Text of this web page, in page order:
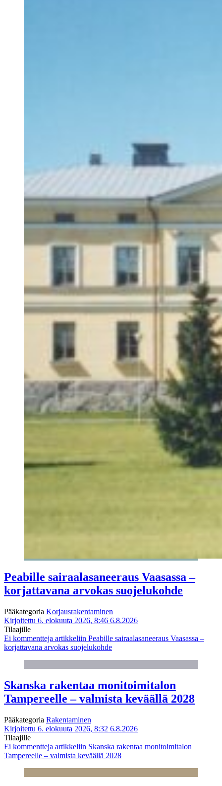
Peabille sairaalasaneeraus Vaasassa –
korjattavana arvokas suojelukohde
Pääkategoria Korjausrakentaminen
Kirjoitettu 6. elokuuta 2026, 8:46 6.8.2026
Tilaajille
Ei kommentteja artikkeliin Peabille sairaalasaneeraus Vaasassa –
korjattavana arvokas suojelukohde
Skanska rakentaa monitoimitalon
Tampereelle – valmista keväällä 2028
Pääkategoria Rakentaminen
Kirjoitettu 6. elokuuta 2026, 8:32 6.8.2026
Tilaajille
Ei kommentteja artikkeliin Skanska rakentaa monitoimitalon
Tampereelle – valmista keväällä 2028